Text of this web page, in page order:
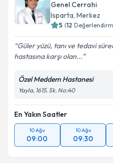
E-posta Adresiniz
Kişisel verilerimin
kapsamda
Genel Cerrahi
Isparta, Merkez
5 (12
Güler yüzü, tanı ve tedavi
hastasına karşı olan...
Özel Meddem Hastanesi
Yayla, 1615. Sk. No:40
En Yakın Saatler
10 Ağu
09:00
10 Ağu
09:30